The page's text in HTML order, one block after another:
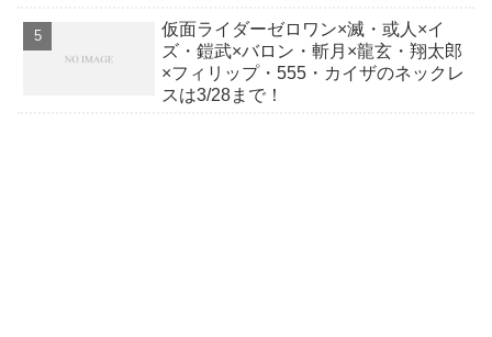
仮面ライダーゼロワン×滅・或人×イ
ズ・鎧武×バロン・斬月×龍玄・翔太郎
×フィリップ・555・カイザのネックレ
スは3/28まで！